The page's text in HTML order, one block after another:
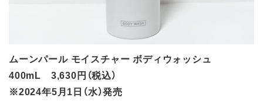
ムーンパール モイスチャー ボディウォッシュ
400mL 3,630円（税込）
※2024年5月1日（水）発売